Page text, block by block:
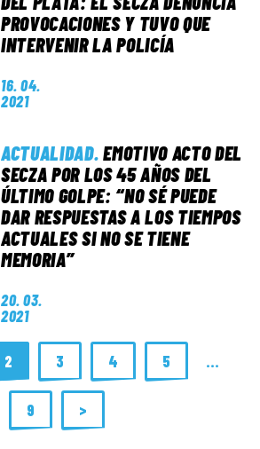
PROVOCACIONES Y TUVO QUE
INTERVENIR LA POLICÍA
16. 04.
2021
ACTUALIDAD. EMOTIVO ACTO DEL
SECZA POR LOS 45 AÑOS DEL
ÚLTIMO GOLPE: “NO SÉ PUEDE
DAR RESPUESTAS A LOS TIEMPOS
ACTUALES SI NO SE TIENE
MEMORIA”
20. 03.
2021
2 3 4 5 …
9 >